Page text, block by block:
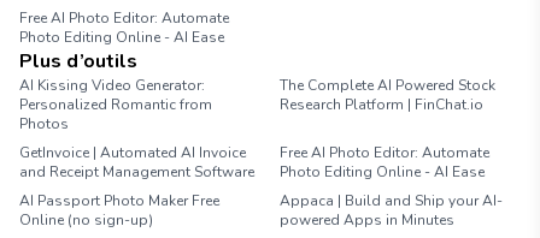
Free AI Photo Editor: Automate
Photo Editing Online - AI Ease
Plus d’outils
AI Kissing Video Generator:
Personalized Romantic from
Photos
The Complete AI Powered Stock
Research Platform | FinChat.io
GetInvoice | Automated AI Invoice
and Receipt Management Software
Free AI Photo Editor: Automate
Photo Editing Online - AI Ease
AI Passport Photo Maker Free
Online (no sign-up)
Appaca | Build and Ship your AI-
powered Apps in Minutes